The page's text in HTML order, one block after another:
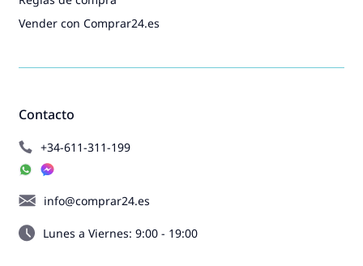
Contacto
+34-611-311-199
info@comprar24.es
Lunes a Viernes: 9:00 - 19:00
Vender con Comprar24.es